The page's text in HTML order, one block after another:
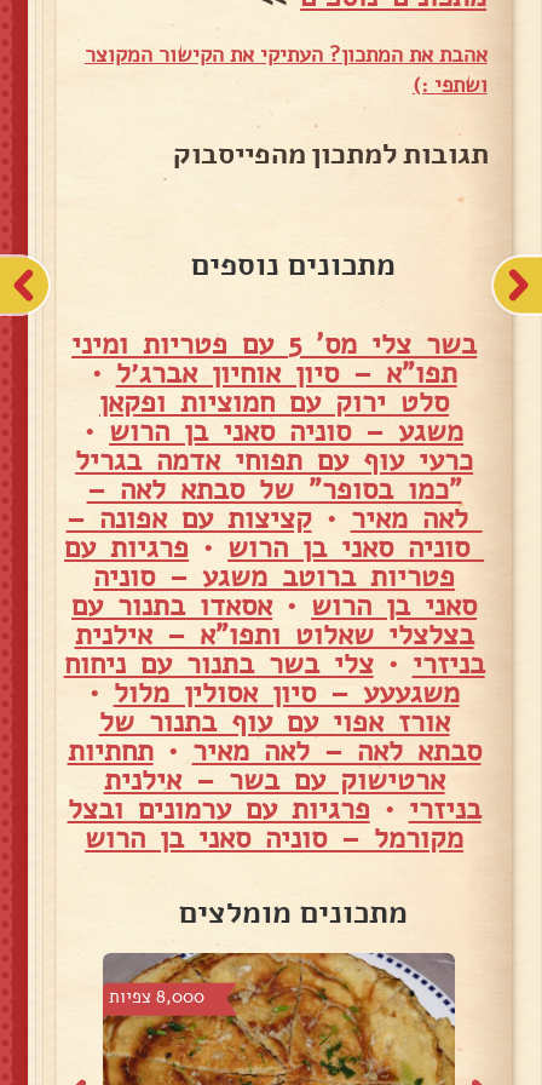
אהבת את המתכון? העתיקי את הקישור המקוצר
ושתפי :)
תגובות למתכון מהפייסבוק
מתכונים נוספים
בשר צלי מס' 5 עם פטריות ומיני
תפו"א – סיון אוחיון אברג׳ל •
סלט ירוק עם חמוציות ופקאן
משגע – סוניה סאני בן הרוש •
כרעי עוף עם תפוחי אדמה בגריל
"כמו בסופר" של סבתא לאה –
לאה מאיר •קציצות עם אפונה –
סוניה סאני בן הרוש • פרגיות עם
פטריות ברוטב משגע – סוניה
סאני בן הרוש •אסאדו בתנור עם
בצלצלי שאלוט ותפו"א – אילנית
בניזרי •צלי בשר בתנור עם ניחוח
משגעעע – סיון אסולין מלול •
אורז אפוי עם עוף בתנור של
סבתא לאה – לאה מאיר •תחתיות
ארטישוק עם בשר – אילנית
בניזרי • פרגיות עם ערמונים ובצל
מקורמל – סוניה סאני בן הרוש
מתכונים מומלצים
8,000 צפיות